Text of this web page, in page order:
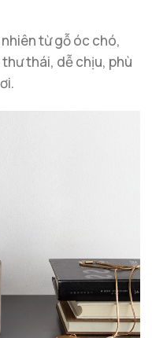
từ gỗ óc chó,
thái, dễ chịu, phù